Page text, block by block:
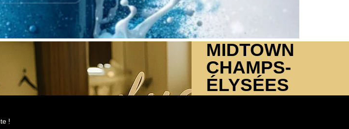
MIDTOWN
CHAMPS-
ÉLYSÉES
!